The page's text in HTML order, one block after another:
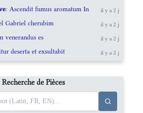
: Ascendit fumus aromatum In il y a 2 j
Gabriel cherubim il y a 2 j
venerandus es il y a 2 j
deserta et exsultabit il y a 2 j
Recherche de Pièces